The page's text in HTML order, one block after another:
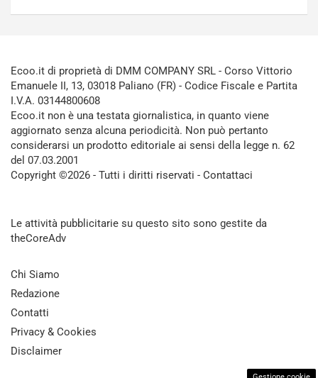
Ecoo.it di proprietà di DMM COMPANY SRL - Corso Vittorio
Emanuele II, 13, 03018 Paliano (FR) - Codice Fiscale e Partita
I.V.A. 03144800608
Ecoo.it non è una testata giornalistica, in quanto viene
aggiornato senza alcuna periodicità. Non può pertanto
considerarsi un prodotto editoriale ai sensi della legge n. 62
del 07.03.2001
Copyright ©2026 - Tutti i diritti riservati - Contattaci
Le attività pubblicitarie su questo sito sono gestite da
theCoreAdv
Chi Siamo
Redazione
Contatti
Privacy & Cookies
Disclaimer